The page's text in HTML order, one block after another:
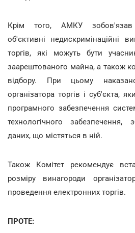
Крім того, АМКУ зобов'язав
об'єктивні недискримінаційні
торгів, які можуть бути
заарештованого майна, а також
відбору. При цьому
організатора торгів і суб'єкта,
програмного забезпечення
технологічного забезпечення,
даних, що містяться в ній.
Також Комітет рекомендує
розміру винагороди
проведення електронних торгів.
ПРОТЕ: